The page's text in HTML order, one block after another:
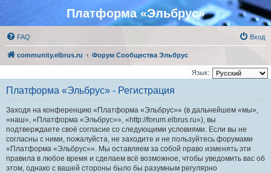
Платформа «Эльбрус»
FAQ Вход
community.elbrus.ru Форум Сообщества Эльбрус
Язык:
Платформа «Эльбрус» - Регистрация
Заходя на конференцию «Платформа «Эльбрус»» (в дальнейшем «мы»,
«наш», «Платформа «Эльбрус»», «http://forum.elbrus.ru»), вы
подтверждаете своё согласие со следующими условиями. Если вы не
согласны с ними, пожалуйста, не заходите и не пользуйтесь форумами
«Платформа «Эльбрус»». Мы оставляем за собой право изменять эти
правила в любое время и сделаем всё возможное, чтобы уведомить вас об
этом, однако с вашей стороны было бы разумным регулярно